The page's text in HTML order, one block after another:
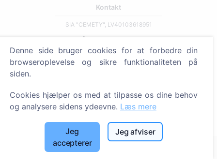
Kontakt
SIA "CEMETY", LV40103618951
info@cemety.lv
Vi arbejder i hele Danmark!
© 2013 - 2026 Cemety Alle rettigheder forbeholdes
Privatlivspolitik og vilkår.
Denne side bruger cookies for at forbedre din
browseroplevelse og sikre funktionaliteten på
siden.
Cookies hjælper os med at tilpasse os dine behov
og analysere sidens ydeevne. Læs mere
Jeg
accepterer
Jeg afviser